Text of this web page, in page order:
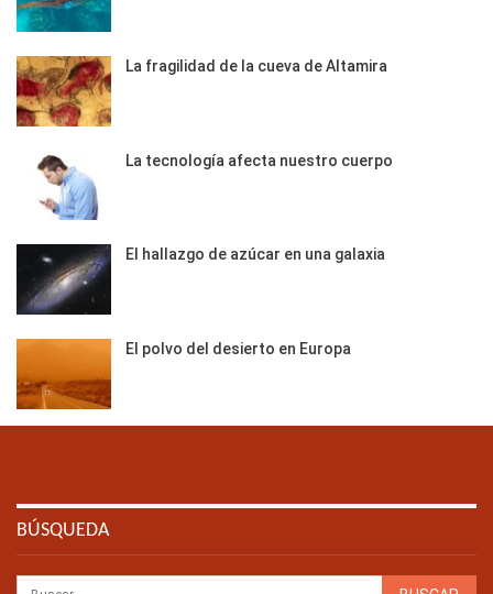
La fragilidad de la cueva de Altamira
La tecnología afecta nuestro cuerpo
El hallazgo de azúcar en una galaxia
El polvo del desierto en Europa
BÚSQUEDA